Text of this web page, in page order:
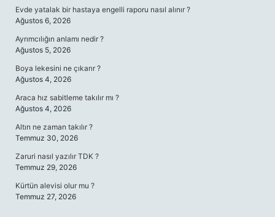
Evde yatalak bir hastaya engelli raporu nasıl alınır ?
Ağustos 6, 2026
Ayrımcılığın anlamı nedir ?
Ağustos 5, 2026
Boya lekesini ne çıkarır ?
Ağustos 4, 2026
Araca hız sabitleme takılır mı ?
Ağustos 4, 2026
Altın ne zaman takılır ?
Temmuz 30, 2026
Zaruri nasıl yazılır TDK ?
Temmuz 29, 2026
Kürtün alevisi olur mu ?
Temmuz 27, 2026